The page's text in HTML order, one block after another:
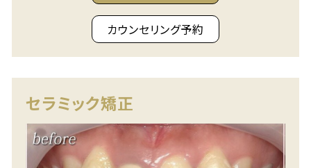
カウンセリング予約
セラミック矯正